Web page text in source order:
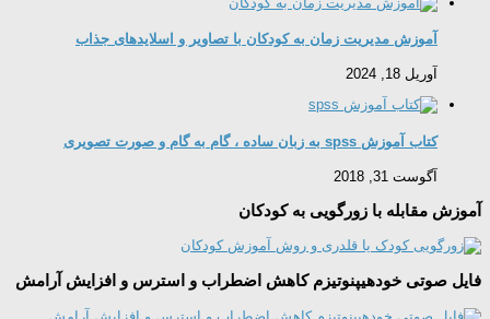
آموزش مدیریت زمان به کودکان با تصاویر و اسلایدهای جذاب
آوریل 18, 2024
کتاب آموزش spss به زبان ساده ، گام به گام و صورت تصویری
آگوست 31, 2018
آموزش مقابله با زورگویی به کودکان
فایل صوتی خودهیپنوتیزم کاهش اضطراب و استرس و افزایش آرامش